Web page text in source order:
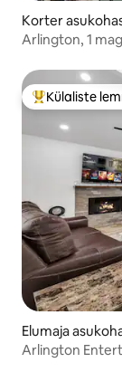
Korter
Arlington, 1
Külaliste suur
Külaliste
Elumaja
Arlington